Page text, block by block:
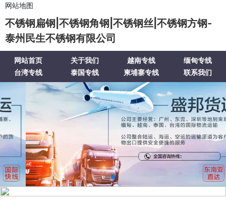
网站地图
不锈钢扁钢|不锈钢角钢|不锈钢丝|不锈钢方钢-
泰州民生不锈钢有限公司
网站首页 关于我们 越南专线
缅甸专线
台湾专线
泰国专线 柬埔寨专线 联系我们